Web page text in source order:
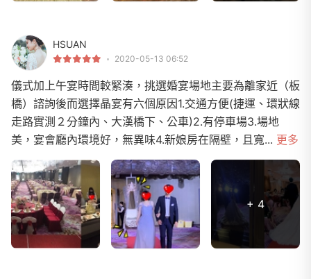
HSUAN
2020-05-13 06:52
儀式加上午宴時間較緊湊，挑選婚宴場地主要為離家近（板
橋）諮詢後而選擇晶宴有六個原因1.交通方便(捷運、環狀線
走路實測２分鐘內、大漢橋下、公車)2.有停車場3.場地
美，宴會廳內環境好，無異味4.新娘房在隔壁，且寬... 更多
+ 4